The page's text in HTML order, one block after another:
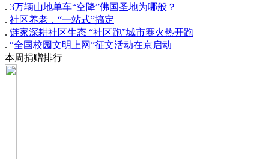
. 3万辆山地单车“空降”佛国圣地为哪般？
. 社区养老，“一站式”搞定
. 链家深耕社区生态 “社区跑”城市赛火热开跑
. “全国校园文明上网”征文活动在京启动
本周捐赠排行